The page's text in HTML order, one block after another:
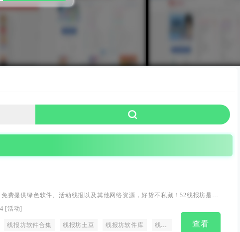
吾爱破解 发卡网。
费提供绿色软件、活动线报以及其他网络资源，好货不私藏！52线报坊是你
[活动]
线报坊软件合集 线报坊土豆 线报坊软件库 线报坊破解软件 查看